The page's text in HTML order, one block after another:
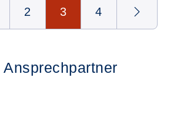
2 3 4
Ansprechpartner